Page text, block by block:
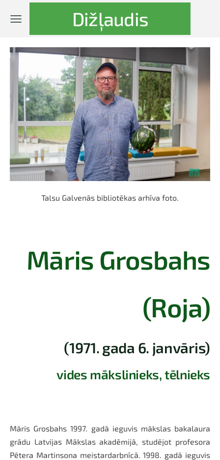
Dižļaudis
Talsu Galvenās bibliotēkas arhīva foto.
Māris Grosbahs
(Roja)
(1971. gada 6. janvāris)
vides mākslinieks, tēlnieks
Māris Grosbahs 1997. gadā ieguvis mākslas bakalaura
grādu Latvijas Mākslas akadēmijā, studējot profesora
Pētera Martinsona meistardarbnīcā. 1998. gadā ieguvis